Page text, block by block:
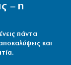
– η
πάντα
και